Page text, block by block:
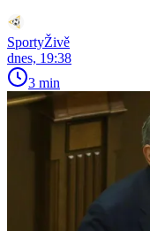
SportyŽivě
dnes, 19:38
3 min